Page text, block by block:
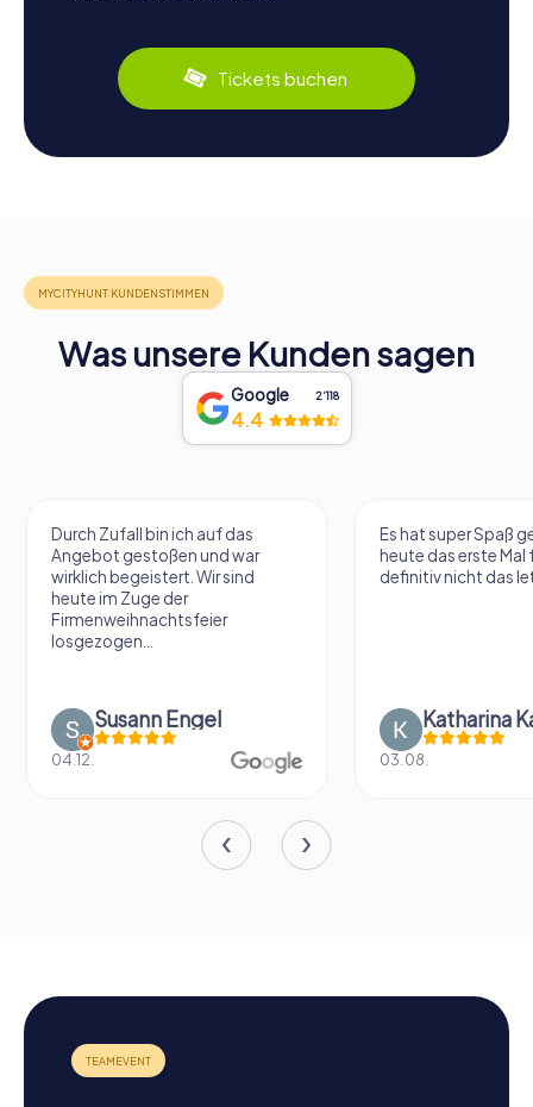
Tickets buchen
Was unsere Kunden sagen
Google 2‘118
4.4
Durch Zufall bin ich auf das
Angebot gestoßen und war
wirklich begeistert. Wir sind
heute im Zuge der
Firmenweihnachtsfeier
losgezogen...
Susann Engel
04.12.
Es hat super Spaß
heute das erste Mal
definitiv nicht das
Katharina
03.08.